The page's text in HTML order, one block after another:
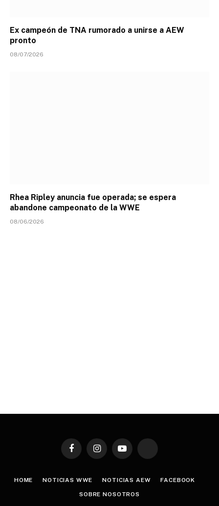
Ex campeón de TNA rumorado a unirse a AEW
pronto
08/07/2026
Rhea Ripley anuncia fue operada; se espera
abandone campeonato de la WWE
08/06/2026
FacebookInstagramYouTube TikTok
HOME NOTICIAS WWE NOTICIAS AEW FACEBOOK
SOBRE NOSOTROS